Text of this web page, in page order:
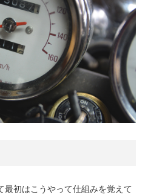
最初はこうやって仕組みを覚えて